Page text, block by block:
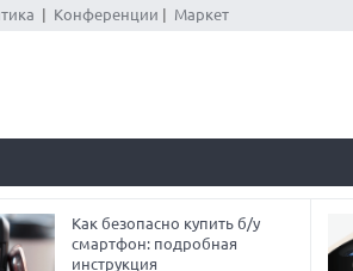
Конференции Маркет
Как безопасно купить б/у
смартфон: подробная
инструкция